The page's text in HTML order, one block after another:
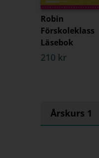
Robin
Förskoleklass
Läsebok
210 kr
Årskurs 1